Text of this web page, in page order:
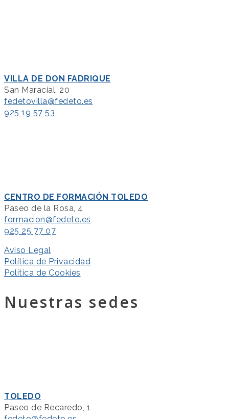
VILLA DE DON FADRIQUE
San Maracial, 20
fedetovilla@fedeto.es
925 19 57 53
CENTRO DE FORMACIÓN TOLEDO
Paseo de la Rosa, 4
formacion@fedeto.es
925 25 77 07
Aviso Legal
Política de Privacidad
Política de Cookies
Nuestras sedes
TOLEDO
Paseo de Recaredo, 1